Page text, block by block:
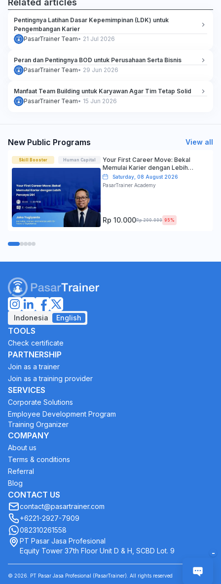
-
Related articles
Pentingnya Latihan Dasar Kepemimpinan (LDK) untuk
Pengembangan Karier
PasarTrainer Team• 21 Jul 2026
Peran dan Pentingnya BOD untuk Perusahaan Serta Bisnis
PasarTrainer Team• 29 Jun 2026
Manfaat Team Building untuk Karyawan Agar Tim Tetap Solid
PasarTrainer Team• 15 Jun 2026
New Public Programs View all
Skill Booster Human Capital
Your First Career Move: Bekal
Memulai Karier dengan Lebih
Percaya Diri
Saturday, 08 August 2026
PasarTrainer Academy
Rp 10.000Rp 200.000 95%
Indonesia English
TOOLS
Check certificate
PARTNERSHIP
Join as a trainer
Join as a training provider
SERVICES
Corporate Solutions
Employee Development Program
Training Organizer
COMPANY
About us
Terms & conditions
Referral
Blog
CONTACT US
contact@pasartrainer.com
+6221-2927-7909
082310261558
PT Pasar Jasa Profesional
Equity Tower 37th Floor Unit D & H, SCBD Lot. 9
© 2026 . PT Pasar Jasa Profesional (PasarTrainer). All rights reserved